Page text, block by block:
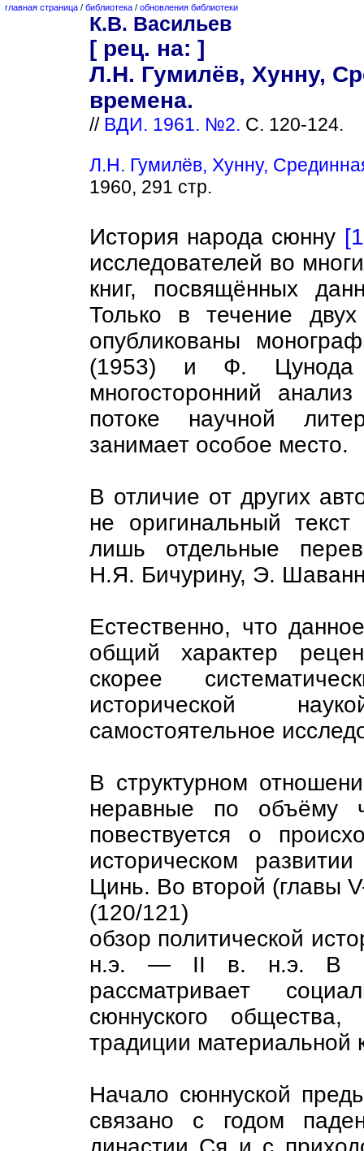
главная страница / библиотека / обновления библиотеки
К.В. Васильев
[ рец. на: ]
Л.H. Гумилёв, Хунну,
времена.
// ВДИ. 1961. №2. С. 120-124.
Л.H. Гумилёв, Хунну,
1960, 291 стр.
История народа сюнну
исследователей во
книг, посвящённых
Только в течение
опубликованы
(1953) и Ф. Цунода
многосторонний
потоке научной
занимает особое место.
В отличие от других
не оригинальный
лишь отдельные
Н.Я. Бичурину, Э.
Естественно, что
общий характер
скорее
исторической
самостоятельное
В структурном
неравные по объёму
повествуется о
историческом
Цинь. Во второй (главы
(120/121)
обзор политической
н.э. — II в. н.э. В
рассматривает
сюннуского
традиции материальной
Начало сюннуской
связано с годом